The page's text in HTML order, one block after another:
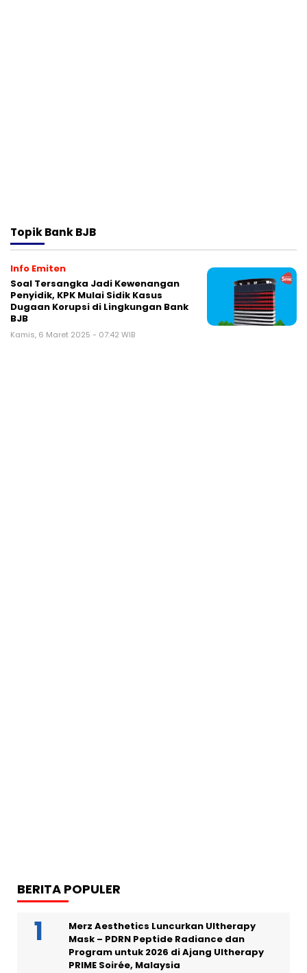
TopikBank BJB
Info Emiten
Soal Tersangka Jadi Kewenangan
Penyidik, KPK Mulai Sidik Kasus
Dugaan Korupsi di Lingkungan Bank
BJB
Kamis, 6 Maret 2025 - 07:42 WIB
BERITA POPULER
Merz Aesthetics Luncurkan Ultherapy
Mask – PDRN Peptide Radiance dan
Program untuk 2026 di Ajang Ultherapy
PRIME Soirée, Malaysia